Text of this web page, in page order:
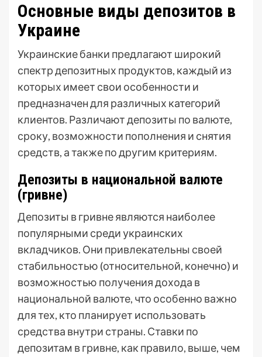
Основные виды депозитов в
Украине
Украинские банки предлагают широкий
спектр депозитных продуктов, каждый из
которых имеет свои особенности и
предназначен для различных категорий
клиентов. Различают депозиты по валюте,
сроку, возможности пополнения и снятия
средств, а также по другим критериям.
Депозиты в национальной валюте
(гривне)
Депозиты в гривне являются наиболее
популярными среди украинских
вкладчиков. Они привлекательны своей
стабильностью (относительной, конечно) и
возможностью получения дохода в
национальной валюте, что особенно важно
для тех, кто планирует использовать
средства внутри страны. Ставки по
депозитам в гривне, как правило, выше, чем